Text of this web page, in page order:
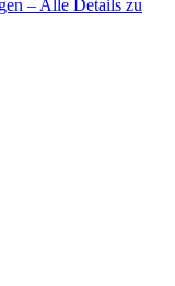
– Alle Details zu